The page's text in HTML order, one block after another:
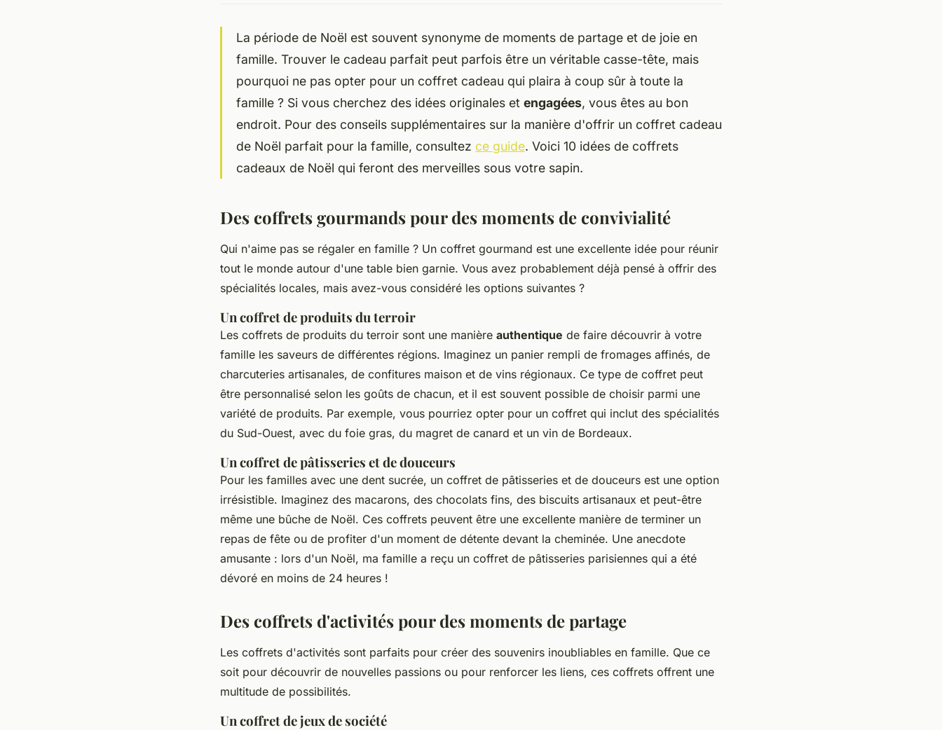
La période de Noël est souvent synonyme de moments de partage et de joie en
famille. Trouver le cadeau parfait peut parfois être un véritable casse-tête, mais
pourquoi ne pas opter pour un coffret cadeau qui plaira à coup sûr à toute la
famille ? Si vous cherchez des idées originales et engagées, vous êtes au bon
endroit. Pour des conseils supplémentaires sur la manière d'offrir un coffret cadeau
de Noël parfait pour la famille, consultez ce guide. Voici 10 idées de coffrets
cadeaux de Noël qui feront des merveilles sous votre sapin.
Des coffrets gourmands pour des moments de convivialité
Qui n'aime pas se régaler en famille ? Un coffret gourmand est une excellente idée pour réunir
tout le monde autour d'une table bien garnie. Vous avez probablement déjà pensé à offrir des
spécialités locales, mais avez-vous considéré les options suivantes ?
Un coffret de produits du terroir
Les coffrets de produits du terroir sont une manière authentique de faire découvrir à votre
famille les saveurs de différentes régions. Imaginez un panier rempli de fromages affinés, de
charcuteries artisanales, de confitures maison et de vins régionaux. Ce type de coffret peut
être personnalisé selon les goûts de chacun, et il est souvent possible de choisir parmi une
variété de produits. Par exemple, vous pourriez opter pour un coffret qui inclut des spécialités
du Sud-Ouest, avec du foie gras, du magret de canard et un vin de Bordeaux.
Un coffret de pâtisseries et de douceurs
Pour les familles avec une dent sucrée, un coffret de pâtisseries et de douceurs est une option
irrésistible. Imaginez des macarons, des chocolats fins, des biscuits artisanaux et peut-être
même une bûche de Noël. Ces coffrets peuvent être une excellente manière de terminer un
repas de fête ou de profiter d'un moment de détente devant la cheminée. Une anecdote
amusante : lors d'un Noël, ma famille a reçu un coffret de pâtisseries parisiennes qui a été
dévoré en moins de 24 heures !
Des coffrets d'activités pour des moments de partage
Les coffrets d'activités sont parfaits pour créer des souvenirs inoubliables en famille. Que ce
soit pour découvrir de nouvelles passions ou pour renforcer les liens, ces coffrets offrent une
multitude de possibilités.
Un coffret de jeux de société